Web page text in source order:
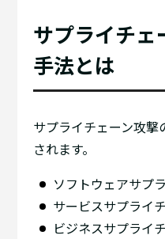
サプライチェ
手法とは
サプライチェーン攻
されます。
ソフトウェアサプ
サービスサプライ
ビジネスサプライ